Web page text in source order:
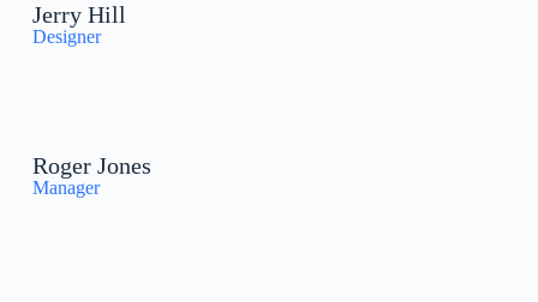
Jerry Hill
Designer
Roger Jones
Manager